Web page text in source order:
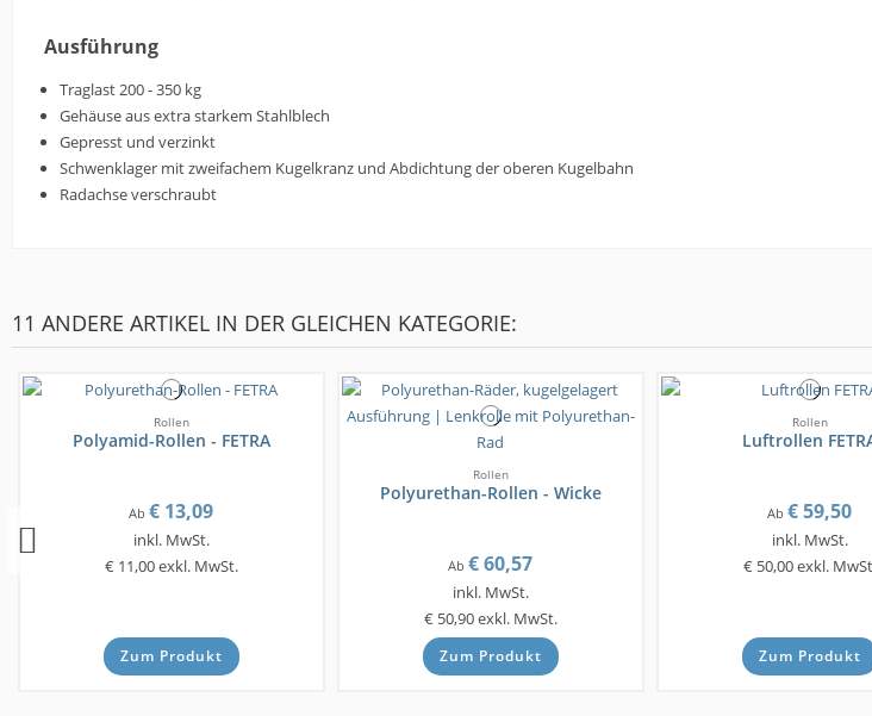
Ausführung
Traglast 200 - 350 kg
Gehäuse aus extra starkem Stahlblech
Gepresst und verzinkt
Schwenklager mit zweifachem Kugelkranz und Abdichtung der oberen Kugelbahn
Radachse verschraubt
11 ANDERE ARTIKEL IN DER GLEICHEN KATEGORIE:
Rollen
Polyamid-Rollen - FETRA
Ab€ 13,09
inkl. MwSt.
€ 11,00exkl. MwSt.
Zum Produkt
Rollen
Polyurethan-Rollen - Wicke
Ab€ 60,57
inkl. MwSt.
€ 50,90exkl. MwSt.
Zum Produkt
Rollen
Luftrollen
Ab€ 59,50
inkl. MwSt.
€ 50,00exkl.
Zum Produkt